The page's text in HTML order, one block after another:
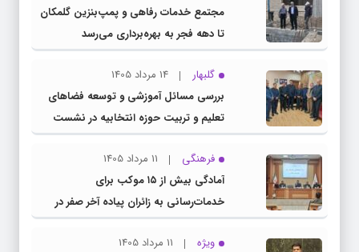
مجتمع خدمات رفاهی و پمپ‌بنزین گلمکان
تا دهه فجر به بهره‌برداری می‌رسد
گلبهار
14 مرداد 1405
بررسی مسائل آموزشی و توسعه فضاهای
تعلیم و تربیت حوزه انتخابیه در نشست
مشترک عضو کمیسیون آموزش مجلس با
مدیرکل آموزش و پرورش خراسان رضوی
فرهنگی
11 مرداد 1405
آمادگی بیش از ۱۵ موکب برای
خدمات‌رسانی به زائران پیاده آخر صفر در
شهرستان چناران
ویژه
11 مرداد 1405